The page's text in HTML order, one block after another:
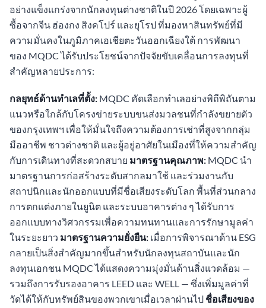
อย่างแข็งแกร่งจากนักลงทุนต่างชาติในปี 2026 โดยเฉพาะผู้
ซื้อจากจีน ฮ่องกง สิงคโปร์ และยุโรป ที่มองหาสินทรัพย์ที่มี
ความมั่นคงในภูมิภาคเอเชียตะวันออกเฉียงใต้ การพัฒนา
ของ MQDC ได้รับประโยชน์จากปัจจัยขับเคลื่อนการลงทุนที่
สำคัญหลายประการ:
กลยุทธ์ด้านทำเลที่ตั้ง: MQDC คัดเลือกทำเลอย่างพิถีพิถันตาม
แนวหรือใกล้กับโครงข่ายระบบขนส่งมวลชนที่กำลังขยายตัว
ของกรุงเทพฯ เพื่อให้มั่นใจถึงความต้องการเช่าที่สูงจากกลุ่ม
มืออาชีพ ชาวต่างชาติ และผู้อยู่อาศัยในเมืองที่ให้ความสำคัญ
กับการเดินทางที่สะดวกสบาย มาตรฐานคุณภาพ: MQDC นำ
มาตรฐานการก่อสร้างระดับสากลมาใช้ และร่วมงานกับ
สถาปนิกและนักออกแบบที่มีชื่อเสียงระดับโลก พื้นที่ส่วนกลาง
การตกแต่งภายในยูนิต และระบบอาคารต่าง ๆ ได้รับการ
ออกแบบทางวิศวกรรมเพื่อความทนทานและการรักษามูลค่า
ในระยะยาว มาตรฐานความยั่งยืน: เมื่อการพิจารณาด้าน ESG
กลายเป็นสิ่งสำคัญมากขึ้นสำหรับนักลงทุนสถาบันและนัก
ลงทุนเอกชน MQDC ได้แสดงความมุ่งมั่นด้านสิ่งแวดล้อม —
รวมถึงการรับรองอาคาร LEED และ WELL — ซึ่งเพิ่มมูลค่าที่
วัดได้ให้กับทรัพย์สินของพวกเขาเมื่อเวลาผ่านไป ชื่อเสียงของ